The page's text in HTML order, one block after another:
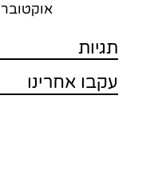
אוקטובר 2018
תגיות
עקבו אחרינו